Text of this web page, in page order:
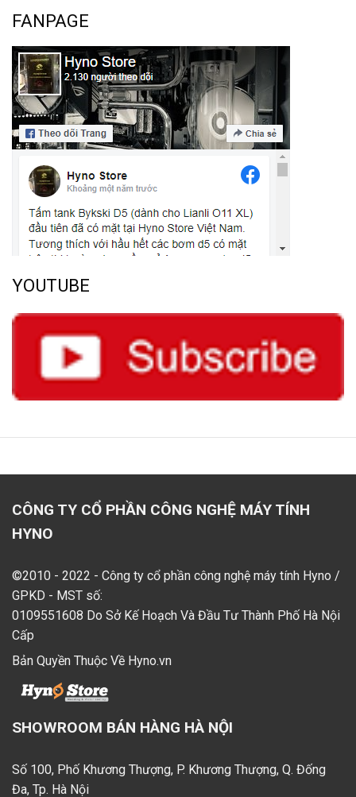
FANPAGE
YOUTUBE
CÔNG TY CỔ PHẦN CÔNG NGHỆ MÁY TÍNH
HYNO
©2010 - 2022 - Công ty cổ phần công nghệ máy tính Hyno /
GPKD - MST số:
0109551608 Do Sở Kế Hoạch Và Đầu Tư Thành Phố Hà Nội
Cấp
Bản Quyền Thuộc Về Hyno.vn
SHOWROOM BÁN HÀNG HÀ NỘI
Số 100, Phố Khương Thượng, P. Khương Thượng, Q. Đống
Đa, Tp. Hà Nội